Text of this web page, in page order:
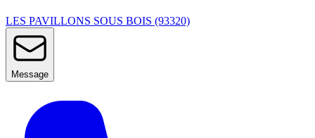
LES PAVILLONS SOUS BOIS (93320)
Message